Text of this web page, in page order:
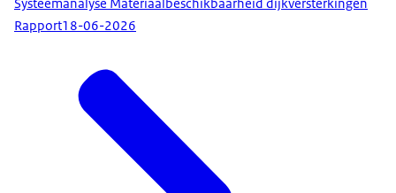
Systeemanalyse Materiaalbeschikbaarheid dijkversterkingen
Rapport18-06-2026